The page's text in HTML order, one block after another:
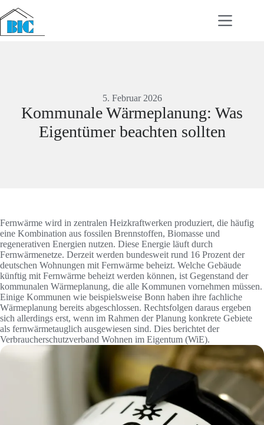
Inhalt
springen
5. Februar 2026
Kommunale Wärmeplanung: Was
Eigentümer beachten sollten
Fernwärme wird in zentralen Heizkraftwerken produziert, die häufig
eine Kombination aus fossilen Brennstoffen, Biomasse und
regenerativen Energien nutzen. Diese Energie läuft durch
Fernwärmenetze. Derzeit werden bundesweit rund 16 Prozent der
deutschen Wohnungen mit Fernwärme beheizt. Welche Gebäude
künftig mit Fernwärme beheizt werden können, ist Gegenstand der
kommunalen Wärmeplanung, die alle Kommunen vornehmen müssen.
Einige Kommunen wie beispielsweise Bonn haben ihre fachliche
Wärmeplanung bereits abgeschlossen. Rechtsfolgen daraus ergeben
sich allerdings erst, wenn im Rahmen der Planung konkrete Gebiete
als fernwärmetauglich ausgewiesen sind. Dies berichtet der
Verbraucherschutzverband Wohnen im Eigentum (WiE).